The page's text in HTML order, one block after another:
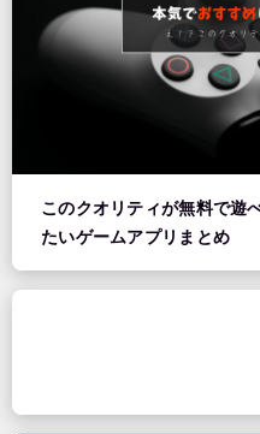
このクオリティが無料で遊
たいゲームアプリまとめ